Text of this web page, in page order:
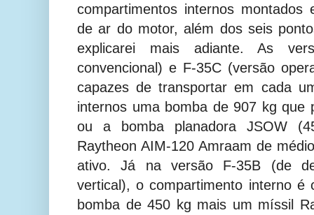
compartimentos internos montados
de ar do motor, além dos seis
explicarei mais adiante. As
convencional) e F-35C (versão
capazes de transportar em cada
internos uma bomba de 907 kg que
ou a bomba planadora JSOW
Raytheon AIM-120 Amraam de
ativo. Já na versão F-35B (de
vertical), o compartimento interno é
bomba de 450 kg mais um míssil